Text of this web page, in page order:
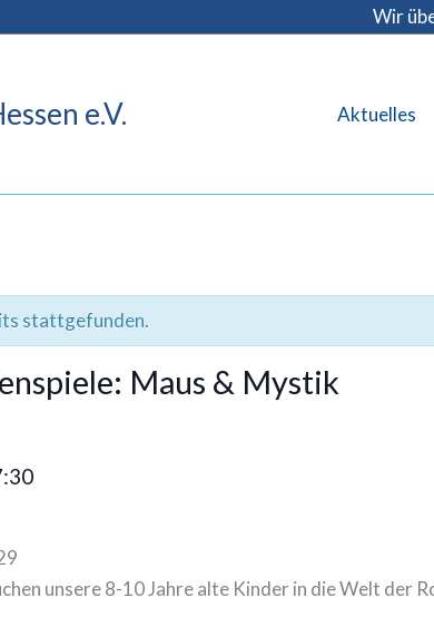
Wir
e.V. Aktuelles
stattgefunden.
Maus & Mystik
unsere 8-10 Jahre alte Kinder in die Welt der